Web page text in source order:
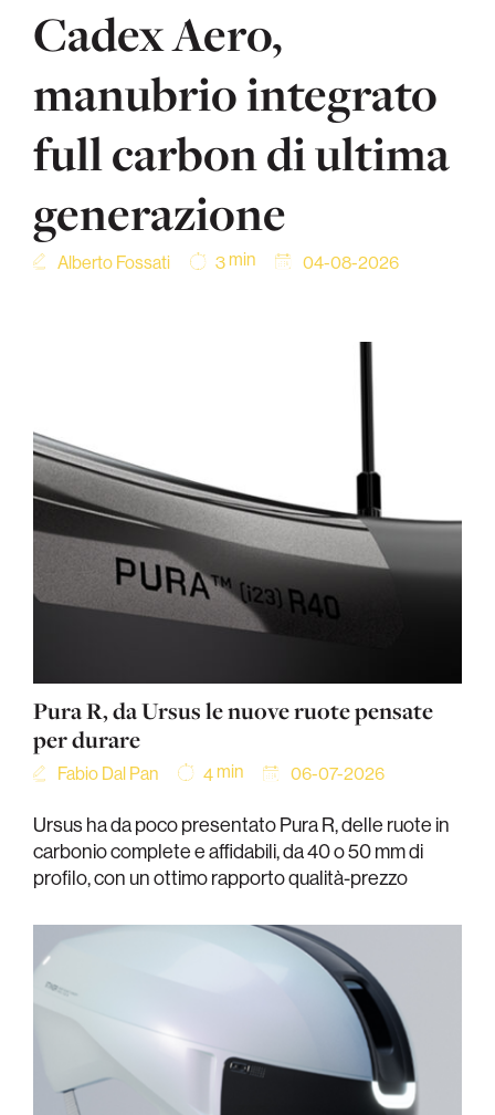
Cadex Aero,
manubrio integrato
full carbon di ultima
generazione
Alberto Fossati 3 min 04-08-2026
Pura R, da Ursus le nuove ruote pensate
per durare
Fabio Dal Pan 4 min 06-07-2026
Ursus ha da poco presentato Pura R, delle ruote in
carbonio complete e affidabili, da 40 o 50 mm di
profilo, con un ottimo rapporto qualità-prezzo